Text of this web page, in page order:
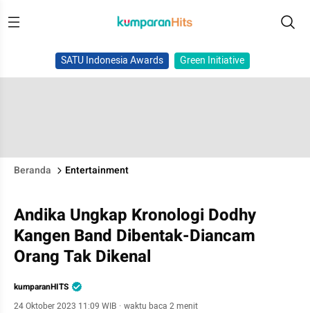
SATU Indonesia Awards Green Initiative
Beranda Entertainment
Andika Ungkap Kronologi Dodhy
Kangen Band Dibentak-Diancam
Orang Tak Dikenal
kumparanHITS
24 Oktober 2023 11:09 WIB · waktu baca 2 menit